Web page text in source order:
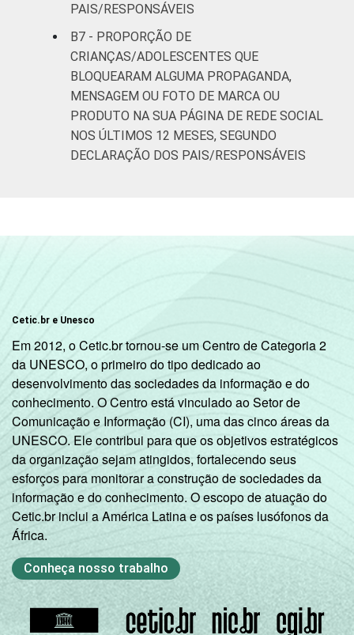
PAIS/RESPONSÁVEIS
B7 - PROPORÇÃO DE
CRIANÇAS/ADOLESCENTES QUE
BLOQUEARAM ALGUMA PROPAGANDA,
MENSAGEM OU FOTO DE MARCA OU
PRODUTO NA SUA PÁGINA DE REDE SOCIAL
NOS ÚLTIMOS 12 MESES, SEGUNDO
DECLARAÇÃO DOS PAIS/RESPONSÁVEIS
Cetic.br e Unesco
Em 2012, o Cetic.br tornou-se um Centro de Categoria 2
da UNESCO, o primeiro do tipo dedicado ao
desenvolvimento das sociedades da informação e do
conhecimento. O Centro está vinculado ao Setor de
Comunicação e Informação (CI), uma das cinco áreas da
UNESCO. Ele contribui para que os objetivos estratégicos
da organização sejam atingidos, fortalecendo seus
esforços para monitorar a construção de sociedades da
informação e do conhecimento. O escopo de atuação do
Cetic.br inclui a América Latina e os países lusófonos da
África.
Conheça nosso trabalho